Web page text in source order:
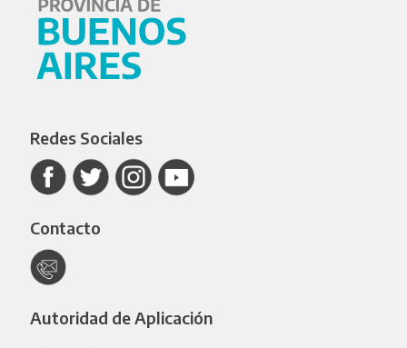
Redes Sociales
Contacto
Autoridad de Aplicación